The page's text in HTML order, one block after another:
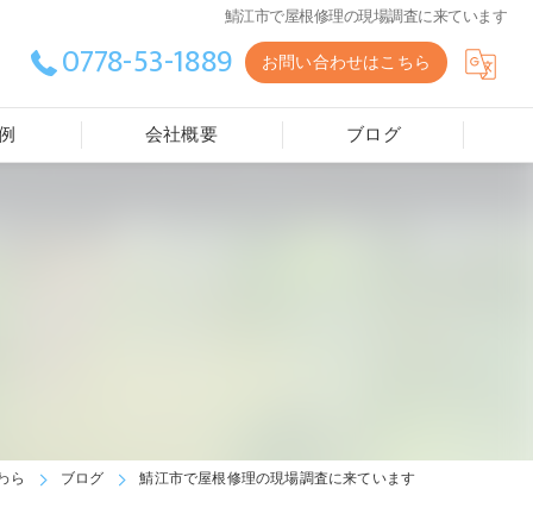
鯖江市で屋根修理の現場調査に来ています
0778-53-1889 お問い合わせはこちら
会社概要 ブログ
ら ブログ 鯖江市で屋根修理の現場調査に来ています